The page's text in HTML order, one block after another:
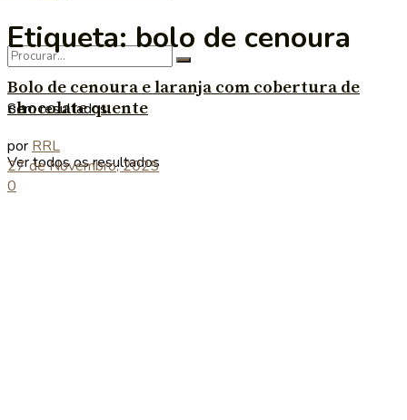
Sem resultados
Ver todos os resultados
Etiqueta:bolo de cenoura
Bolo de cenoura e laranja com cobertura de
chocolate quente
por RRL
27 de Novembro, 2025
0